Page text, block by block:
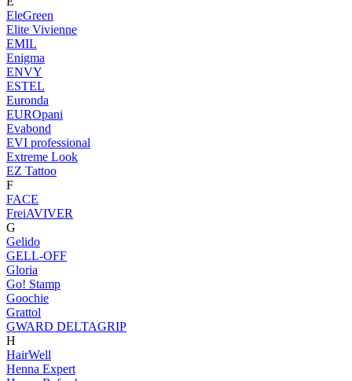
EleGreen
Elite Vivienne
EMIL
Enigma
ENVY
ESTEL
Euronda
EUROpani
Evabond
EVI professional
Extreme Look
EZ Tattoo
F
FACE
FreiAVIVER
G
Gelido
GELL-OFF
Gloria
Go! Stamp
Goochie
Grattol
GWARD DELTAGRIP
H
HairWell
Henna Expert